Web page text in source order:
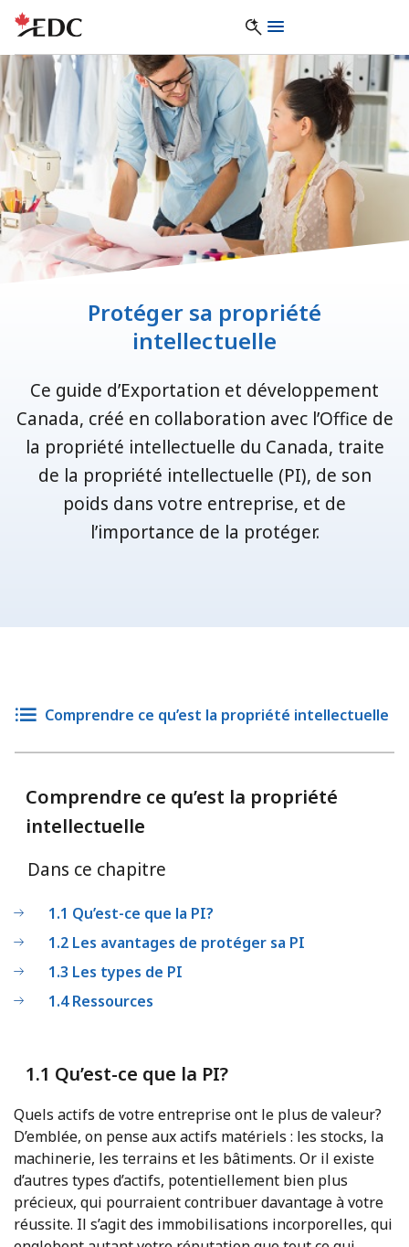
Protéger sa propriété
intellectuelle
Ce guide d’Exportation et développement
Canada, créé en collaboration avec l’Office de
la propriété intellectuelle du Canada, traite
de la propriété intellectuelle (PI), de son
poids dans votre entreprise, et de
l’importance de la protéger.
Comprendre ce qu’est la propriété intellectuelle
Comprendre ce qu’est la propriété
intellectuelle
Dans ce chapitre
1.1 Qu’est-ce que la PI?
1.2 Les avantages de protéger sa PI
1.3 Les types de PI
1.4 Ressources
1.1 Qu’est-ce que la PI?
Quels actifs de votre entreprise ont le plus de valeur?
D’emblée, on pense aux actifs matériels : les stocks, la
machinerie, les terrains et les bâtiments. Or il existe
d’autres types d’actifs, potentiellement bien plus
précieux, qui pourraient contribuer davantage à votre
réussite. Il s’agit des immobilisations incorporelles, qui